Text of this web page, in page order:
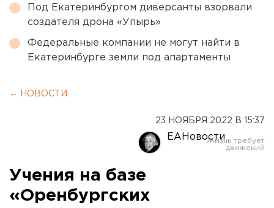
Под Екатеринбургом диверсанты взорвали
создателя дрона «Упырь»
Федеральные компании не могут найти в
Екатеринбурге земли под апартаменты
← НОВОСТИ
23 НОЯБРЯ 2022 В 15:37
ЕАНовости
Учения на базе
«Оренбургских